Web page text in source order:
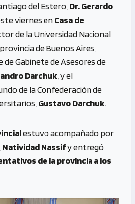
gr
a
m
at
s
A
p
p
del Estero, Dr. Gerardo
viernes enCasa de
de la Universidad Nacional
de Buenos Aires,
de Gabinete de Asesores de
Darchuk , y el
de la Confederación de
Gustavo Darchuk.
estuvo acompañado por
Natividad Nassify entregó
de la provincia a los